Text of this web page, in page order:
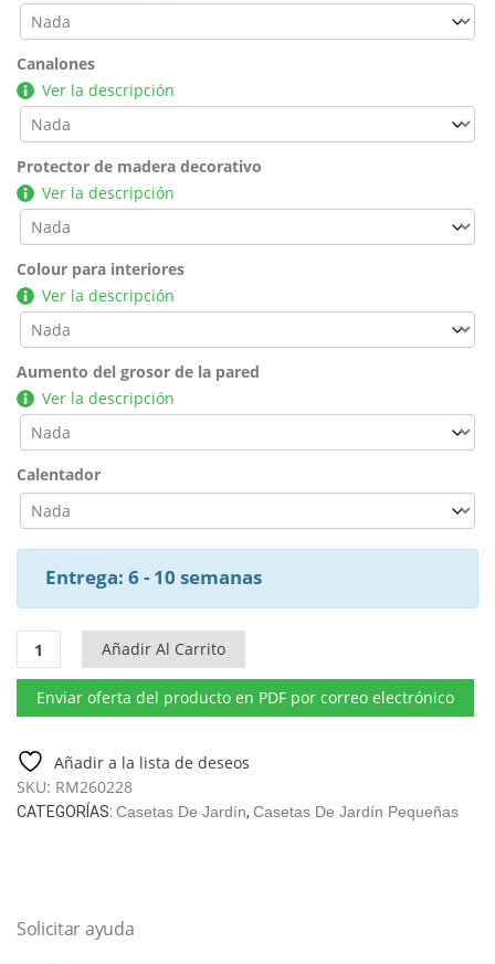
Canalones
Ver la descripción
Protector de madera decorativo
Ver la descripción
Colour para interiores
Ver la descripción
Aumento del grosor de la pared
Ver la descripción
Calentador
Entrega: 6 - 10 semanas
RM260228
Special
Rosa
Caseta
Medida
595x820
cm
D490
Añadir Al Carrito
Enviar oferta del producto en PDF por correo electrónico
Añadir a la lista de deseos
SKU: RM260228
CATEGORÍAS: Casetas De Jardín, Casetas De Jardín Pequeñas
Solicitar ayuda